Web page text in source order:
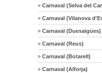
» Carnaval (Selva del
» Carnaval (Vilanova
» Carnaval (Duesaigües)
» Carnaval (Reus)
» Carnaval (Botarell)
» Carnaval (Alforja)